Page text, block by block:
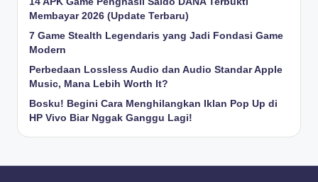
Membayar 2026 (Update Terbaru)
7 Game Stealth Legendaris yang Jadi Fondasi Game
Modern
Perbedaan Lossless Audio dan Audio Standar Apple
Music, Mana Lebih Worth It?
Bosku! Begini Cara Menghilangkan Iklan Pop Up di
HP Vivo Biar Nggak Ganggu Lagi!